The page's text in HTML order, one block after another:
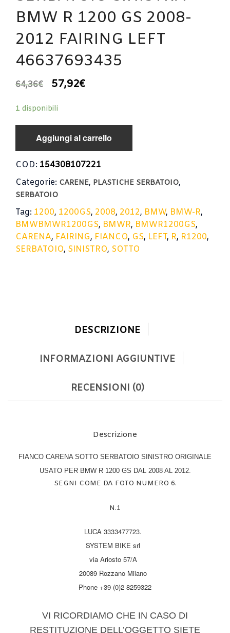
BMW R 1200 GS 2008-
2012 FAIRING LEFT
46637693435
64,36€ 57,92€
1 disponibili
Aggiungi al carrello
COD: 154308107221
Categorie: CARENE, PLASTICHE SERBATOIO,
SERBATOIO
Tag: 1200, 1200GS, 2008, 2012, BMW, BMW-R,
BMWBMWR1200GS, BMWR, BMWR1200GS,
CARENA, FAIRING, FIANCO, GS, LEFT, R, R1200,
SERBATOIO, SINISTRO, SOTTO
DESCRIZIONE
INFORMAZIONI AGGIUNTIVE
RECENSIONI (0)
Descrizione
FIANCO CARENA SOTTO SERBATOIO SINISTRO ORIGINALE
USATO PER BMW R 1200 GS DAL 2008 AL 2012.
SEGNI COME DA FOTO NUMERO 6.
N.1
LUCA 3333477723.
SYSTEM BIKE srl
via Ariosto 57/A
20089 Rozzano Milano
Phone +39 (0)2 8259322
VI RICORDIAMO CHE IN CASO DI
RESTITUZIONE DELL’OGGETTO SIETE